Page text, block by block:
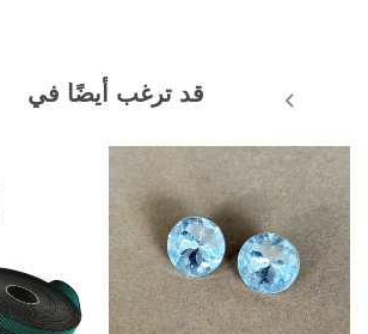
قد ترغب أيضًا في